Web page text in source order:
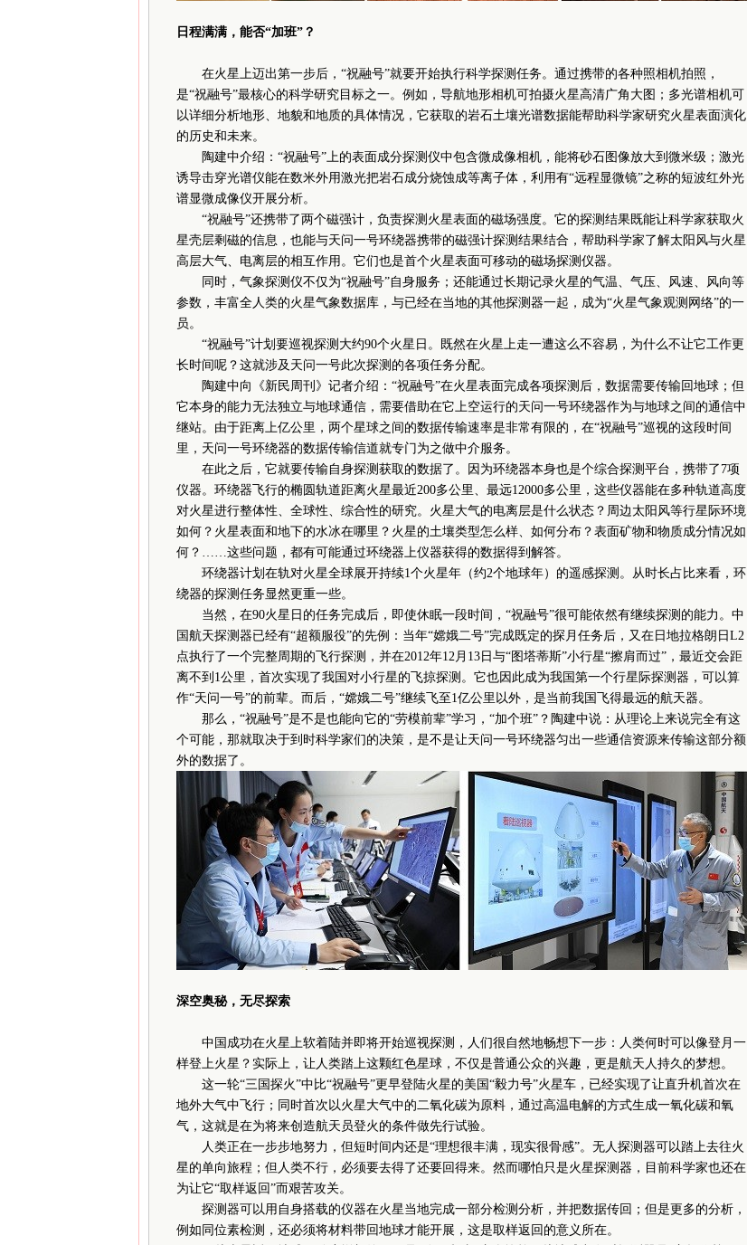
日程满满，能否“加班”？
在火星上迈出第一步后，“祝融号”就要开始执行科学探测任务。通过携带的各种照相机拍照，
是“祝融号”最核心的科学研究目标之一。例如，导航地形相机可拍摄火星高清广角大图；多光谱相机可
以详细分析地形、地貌和地质的具体情况，它获取的岩石土壤光谱数据能帮助科学家研究火星表面演化
的历史和未来。
陶建中介绍：“祝融号”上的表面成分探测仪中包含微成像相机，能将砂石图像放大到微米级；激光
诱导击穿光谱仪能在数米外用激光把岩石成分烧蚀成等离子体，利用有“远程显微镜”之称的短波红外光
谱显微成像仪开展分析。
“祝融号”还携带了两个磁强计，负责探测火星表面的磁场强度。它的探测结果既能让科学家获取火
星壳层剩磁的信息，也能与天问一号环绕器携带的磁强计探测结果结合，帮助科学家了解太阳风与火星
高层大气、电离层的相互作用。它们也是首个火星表面可移动的磁场探测仪器。
同时，气象探测仪不仅为“祝融号”自身服务；还能通过长期记录火星的气温、气压、风速、风向等
参数，丰富全人类的火星气象数据库，与已经在当地的其他探测器一起，成为“火星气象观测网络”的一
员。
“祝融号”计划要巡视探测大约90个火星日。既然在火星上走一遭这么不容易，为什么不让它工作更
长时间呢？这就涉及天问一号此次探测的各项任务分配。
陶建中向《新民周刊》记者介绍：“祝融号”在火星表面完成各项探测后，数据需要传输回地球；但
它本身的能力无法独立与地球通信，需要借助在它上空运行的天问一号环绕器作为与地球之间的通信中
继站。由于距离上亿公里，两个星球之间的数据传输速率是非常有限的，在“祝融号”巡视的这段时间
里，天问一号环绕器的数据传输信道就专门为之做中介服务。
在此之后，它就要传输自身探测获取的数据了。因为环绕器本身也是个综合探测平台，携带了7项
仪器。环绕器飞行的椭圆轨道距离火星最近200多公里、最远12000多公里，这些仪器能在多种轨道高度
对火星进行整体性、全球性、综合性的研究。火星大气的电离层是什么状态？周边太阳风等行星际环境
如何？火星表面和地下的水冰在哪里？火星的土壤类型怎么样、如何分布？表面矿物和物质成分情况如
何？……这些问题，都有可能通过环绕器上仪器获得的数据得到解答。
环绕器计划在轨对火星全球展开持续1个火星年（约2个地球年）的遥感探测。从时长占比来看，环
绕器的探测任务显然更重一些。
当然，在90火星日的任务完成后，即使休眠一段时间，“祝融号”很可能依然有继续探测的能力。中
国航天探测器已经有“超额服役”的先例：当年“嫦娥二号”完成既定的探月任务后，又在日地拉格朗日L2
点执行了一个完整周期的飞行探测，并在2012年12月13日与“图塔蒂斯”小行星“擦肩而过”，最近交会距
离不到1公里，首次实现了我国对小行星的飞掠探测。它也因此成为我国第一个行星际探测器，可以算
作“天问一号”的前辈。而后，“嫦娥二号”继续飞至1亿公里以外，是当前我国飞得最远的航天器。
那么，“祝融号”是不是也能向它的“劳模前辈”学习，“加个班”？陶建中说：从理论上来说完全有这
个可能，那就取决于到时科学家们的决策，是不是让天问一号环绕器匀出一些通信资源来传输这部分额
外的数据了。
深空奥秘，无尽探索
中国成功在火星上软着陆并即将开始巡视探测，人们很自然地畅想下一步：人类何时可以像登月一
样登上火星？实际上，让人类踏上这颗红色星球，不仅是普通公众的兴趣，更是航天人持久的梦想。
这一轮“三国探火”中比“祝融号”更早登陆火星的美国“毅力号”火星车，已经实现了让直升机首次在
地外大气中飞行；同时首次以火星大气中的二氧化碳为原料，通过高温电解的方式生成一氧化碳和氧
气，这就是在为将来创造航天员登火的条件做先行试验。
人类正在一步步地努力，但短时间内还是“理想很丰满，现实很骨感”。无人探测器可以踏上去往火
星的单向旅程；但人类不行，必须要去得了还要回得来。然而哪怕只是火星探测器，目前科学家也还在
为让它“取样返回”而艰苦攻关。
探测器可以用自身搭载的仪器在火星当地完成一部分检测分析，并把数据传回；但是更多的分析，
例如同位素检测，还必须将材料带回地球才能开展，这是取样返回的意义所在。